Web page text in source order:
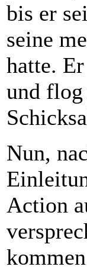
bis er
seine
hatte.
und
Nun,
Action